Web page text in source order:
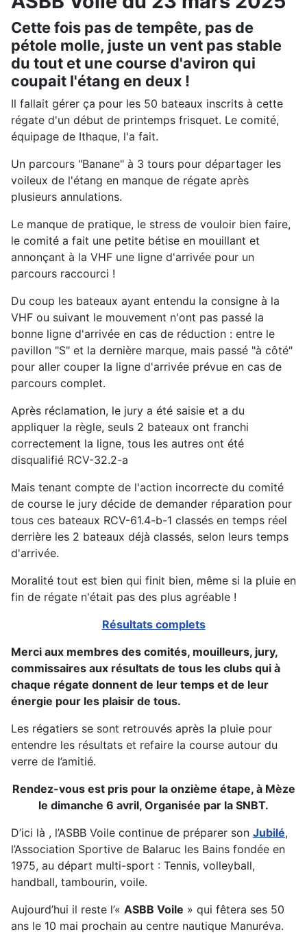
Cette fois pas de tempête, pas de
pétole molle, juste un vent pas stable
du tout et une course d'aviron qui
coupait l'étang en deux !
Il fallait gérer ça pour les 50 bateaux inscrits à cette
régate d'un début de printemps frisquet. Le comité,
équipage de Ithaque, l'a fait.
Un parcours "Banane" à 3 tours pour départager les
voileux de l'étang en manque de régate après
plusieurs annulations.
Le manque de pratique, le stress de vouloir bien faire,
le comité a fait une petite bétise en mouillant et
annonçant à la VHF une ligne d'arrivée pour un
parcours raccourci !
Du coup les bateaux ayant entendu la consigne à la
VHF ou suivant le mouvement n'ont pas passé la
bonne ligne d'arrivée en cas de réduction : entre le
pavillon "S" et la dernière marque, mais passé "à côté"
pour aller couper la ligne d'arrivée prévue en cas de
parcours complet.
Après réclamation, le jury a été saisie et a du
appliquer la règle, seuls 2 bateaux ont franchi
correctement la ligne, tous les autres ont été
disqualifié RCV-32.2-a
Mais tenant compte de l'action incorrecte du comité
de course le jury décide de demander réparation pour
tous ces bateaux RCV-61.4-b-1 classés en temps réel
derrière les 2 bateaux déjà classés, selon leurs temps
d'arrivée.
Moralité tout est bien qui finit bien, même si la pluie en
fin de régate n'était pas des plus agréable !
Résultats complets
Merci aux membres des comités, mouilleurs, jury,
commissaires aux résultats de tous les clubs qui à
chaque régate donnent de leur temps et de leur
énergie pour les plaisir de tous.
Les régatiers se sont retrouvés après la pluie pour
entendre les résultats et refaire la course autour du
verre de l’amitié.
Rendez-vous est pris pour la onzième étape, à Mèze
le dimanche 6 avril, Organisée par la SNBT.
D’ici là , l’ASBB Voile continue de préparer son Jubilé,
l’Association Sportive de Balaruc les Bains fondée en
1975, au départ multi-sport : Tennis, volleyball,
handball, tambourin, voile.
Aujourd’hui il reste l’« ASBB Voile » qui fêtera ses 50
ans le 10 mai prochain au centre nautique Manuréva.